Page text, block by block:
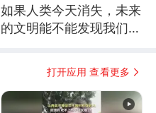
如果人类今天消失，未来
的文明能不能发现我们存
打开应用 查看更多